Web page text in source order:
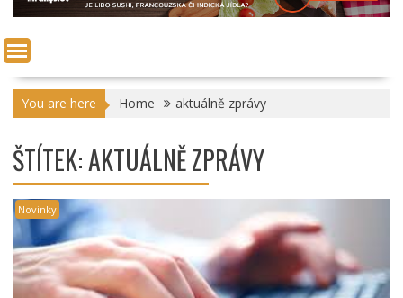
You are here Home aktuálně zprávy
ŠTÍTEK:AKTUÁLNĚ ZPRÁVY
Novinky